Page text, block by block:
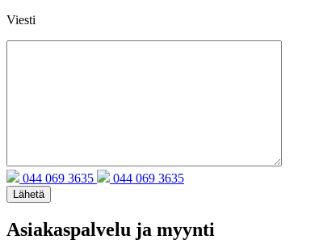
Viesti
044 069 3635 044 069 3635
Asiakaspalvelu ja myynti